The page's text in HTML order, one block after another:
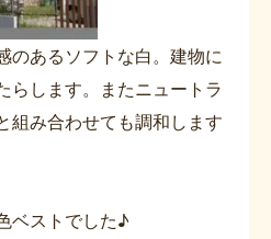
のあるソフトな白。建物に
らします。またニュートラ
組み合わせても調和します
ベストでした♪